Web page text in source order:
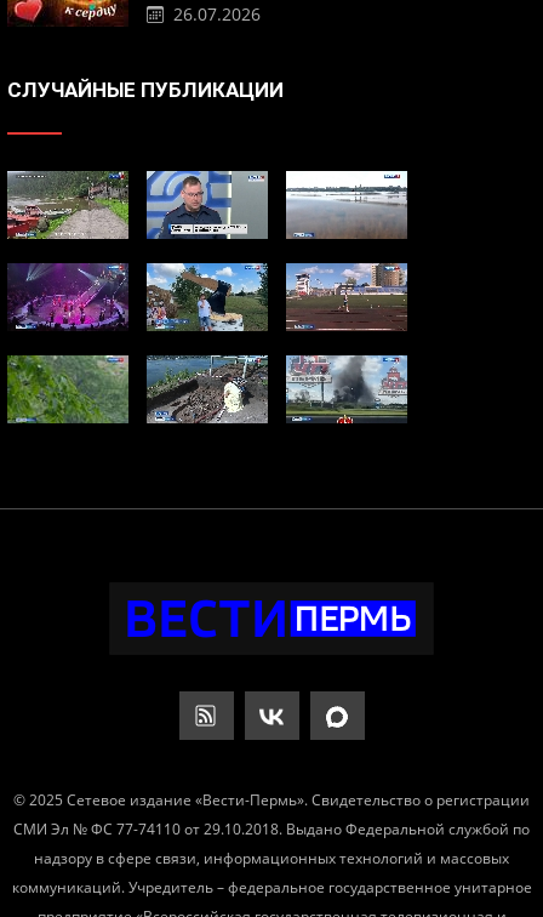
26.07.2026
СЛУЧАЙНЫЕ ПУБЛИКАЦИИ
© 2025 Сетевое издание «Вести-Пермь». Свидетельство о регистрации
СМИ Эл № ФС 77-74110 от 29.10.2018. Выдано Федеральной службой по
надзору в сфере связи, информационных технологий и массовых
коммуникаций. Учредитель – федеральное государственное унитарное